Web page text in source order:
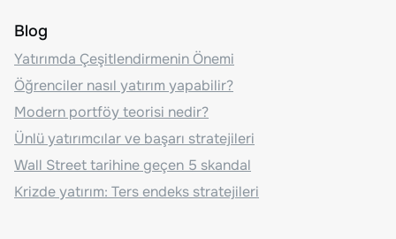
Blog
Yatırımda Çeşitlendirmenin Önemi
Öğrenciler nasıl yatırım yapabilir?
Modern portföy teorisi nedir?
Ünlü yatırımcılar ve başarı stratejileri
Wall Street tarihine geçen 5 skandal
Krizde yatırım: Ters endeks stratejileri